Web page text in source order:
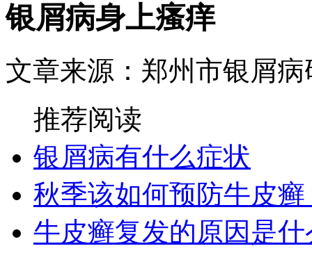
银屑病身上瘙痒
文章来源：郑州市银屑病
推荐阅读
银屑病有什么症状
秋季该如何预防牛皮癣
牛皮癣复发的原因是什